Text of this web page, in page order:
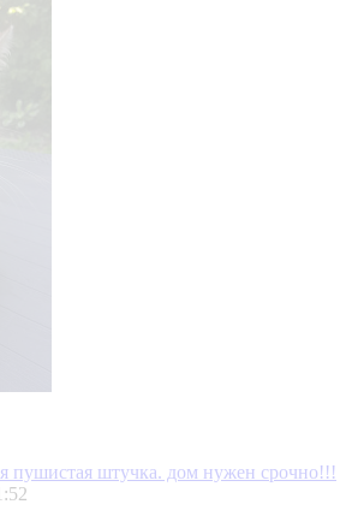
пушистая штучка. дом нужен срочно!!!